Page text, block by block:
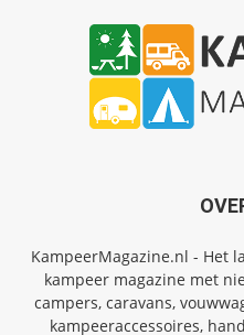
KampeerMagazine.nl - Het
kampeer magazine met
campers, caravans,
kampeeraccessoires,